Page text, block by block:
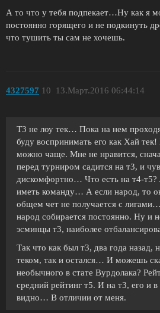
А то что у тебя подпекает…Ну как я
постоянно горящего и не подкинуть
что тушить ты сам не хочешь.
4327597 13.Март.2016 06:44:14
10
Т3 не лоу тек… Пока на нем
буду воспринимать его как Хай
можно чаще. Мне не нравится,
перед турниром садится на т3, и
дискомфортно… Что есть на т4-т5?
иметь команду… А если народ, то
общем чет не получается с
народ собирается постоянно. Ну и
эсминцы т3, наиболее
Так что как был т3, два года назад,
теком, так и остался… И можешь
необычного в стате Вурдолака?
средний рейтинг т5. И на т3, его и
видно… В отличии от меня.